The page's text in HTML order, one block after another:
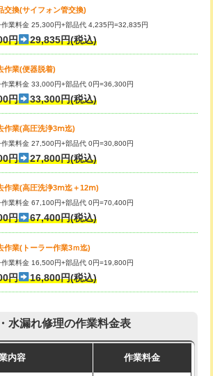
交換(サイフォン管交換)
業料金 25,300円+部品代 4,235円=32,835円
円 29,835円(税込)
作業(便器脱着)
業料金 33,000円+部品代 0円=36,300円
円 33,300円(税込)
作業(高圧洗浄3ⅿ迄)
業料金 27,500円+部品代 0円=30,800円
円 27,800円(税込)
作業(高圧洗浄3ⅿ迄＋12ⅿ)
業料金 67,100円+部品代 0円=70,400円
円 67,400円(税込)
作業(トーラー作業3ｍ迄)
業料金 16,500円+部品代 0円=19,800円
円 16,800円(税込)
水漏れ修理の作業料金表
内容 作業料金